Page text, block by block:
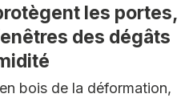
les portes,
des dégâts
bois de la déformation,